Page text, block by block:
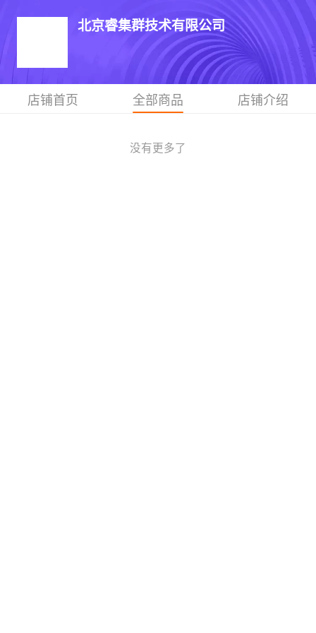
北京睿集群技术有限公司
店铺首页 全部商品 店铺介绍
没有更多了